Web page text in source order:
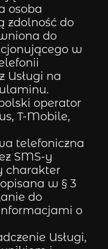
osoba
zdolność do
do
w
Usługi na
operator
T-Mobile,
telefoniczna
SMS-y
charakter
w § 3
do
o
Usługi,